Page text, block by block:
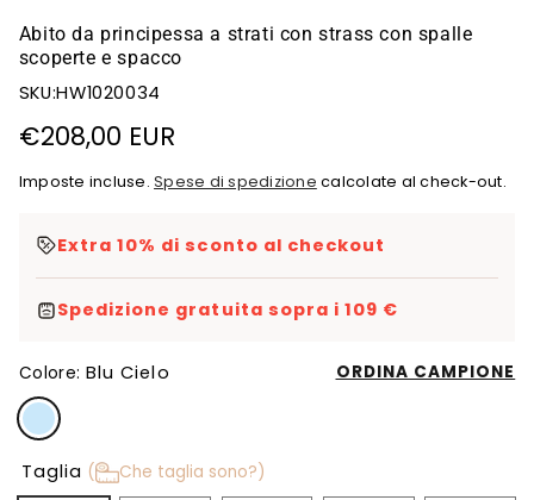
Abito da principessa a strati con strass con spalle
scoperte e spacco
SKU:HW1020034
Prezzo
di
€208,00 EUR
Imposte incluse.Spese di spedizione calcolate al check-out.
Extra 10% di sconto al checkout
Spedizione gratuita sopra i 109 €
Colore:Blu Cielo ORDINA CAMPIONE
Taglia (
Che taglia sono?)